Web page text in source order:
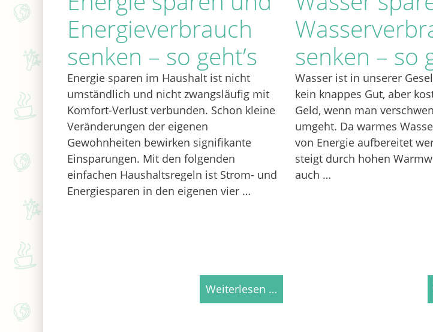
Energieverbrauch
senken – so geht’s
Energie sparen im Haushalt ist nicht
umständlich und nicht zwangsläufig mit
Komfort-Verlust verbunden. Schon kleine
Veränderungen der eigenen
Gewohnheiten bewirken signifikante
Einsparungen. Mit den folgenden
einfachen Haushaltsregeln ist Strom- und
Energiesparen in den eigenen vier …
Weiterlesen …
senken – so
Wasser ist in unserer
kein knappes Gut, aber
Geld, wenn man
umgeht. Da warmes
von Energie aufbereitet
steigt durch hohen
auch …